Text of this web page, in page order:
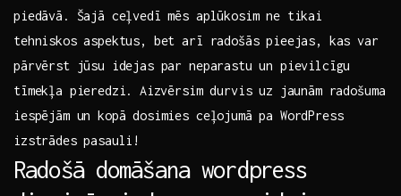
piedāvā. Šajā ceļvedī mēs aplūkosim ne tikai
tehniskos aspektus, bet arī radošās pieejas, kas var
pārvērst jūsu idejas par neparastu un‌ pievilcīgu‍
tīmekļa pieredzi.⁤ Aizvērsim durvis uz jaunām radošuma
iespējām un kopā dosimies ceļojumā pa WordPress
izstrādes pasauli!
Radošā domāšana wordpress​